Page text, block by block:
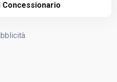
Concessionario